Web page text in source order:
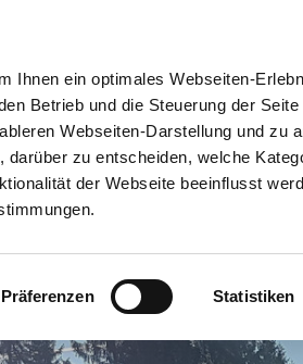
Ihnen ein optimales Webseiten-
Betrieb und die Steuerung der
Webseiten-Darstellung und zu
darüber zu entscheiden, welche
der Webseite beeinflusst
Präferenzen Statistiken